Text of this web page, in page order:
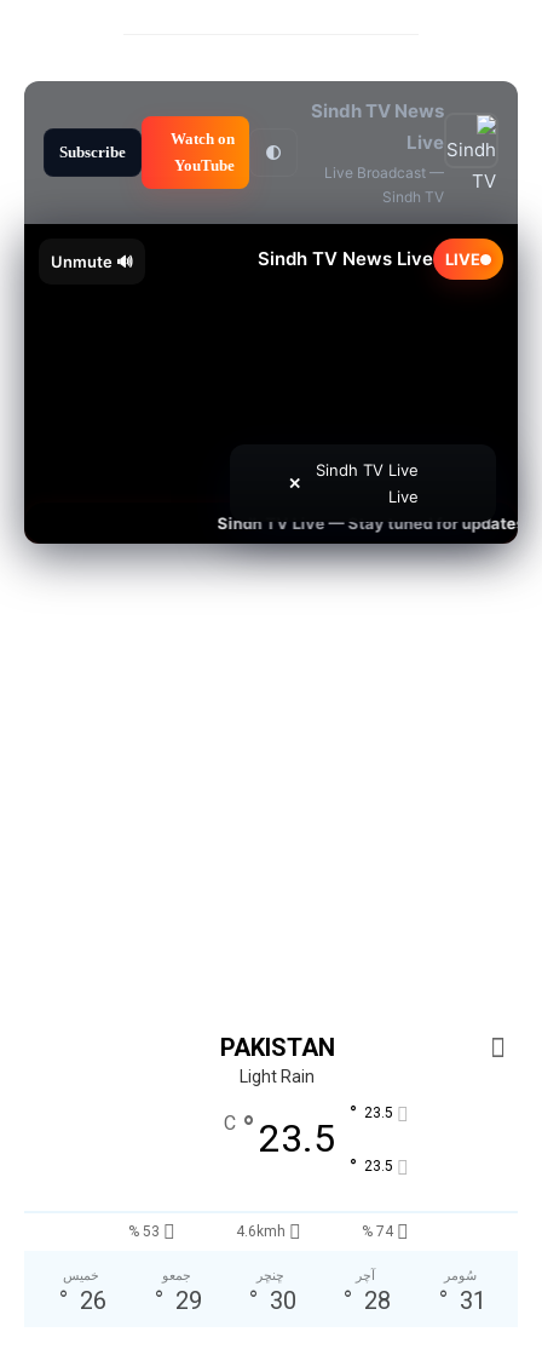
Sindh TV News
Live
Live Broadcast —
Sindh TV
🌓
Watch on
YouTube
Subscribe
LIVE
Sindh TV News Live
🔊 Unmute
Sindh TV Live — Stay tuned for updates
Sindh TV Live
Live
✕
PAKISTAN
Light Rain
23.5
°
C 23.5
°
23.5
°
53 % 4.6kmh 74 %
خميس
26
°
جمعو
29
°
ڇنڇر
30
°
آچر
28
°
سُومر
31
°